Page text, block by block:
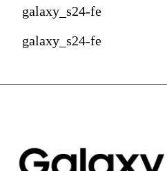
galaxy_s24-fe
galaxy_s24-fe